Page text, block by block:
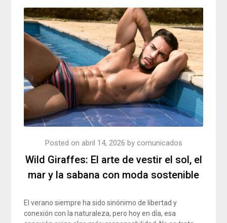
Wild Giraffes: El arte de vestir el sol, el
mar y la sabana con moda sostenible
Posted on abril 14, 2026 by comunicados
El verano siempre ha sido sinónimo de libertad y
conexión con la naturaleza, pero hoy en día, esa